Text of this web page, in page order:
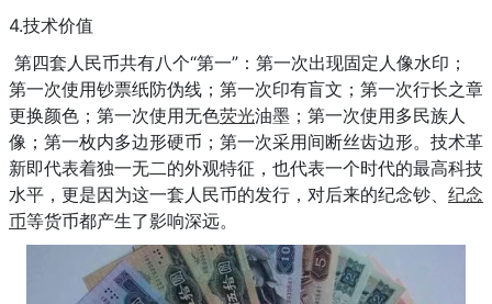
4.技术价值
第四套人民币共有八个“第一”：第一次出现固定人像水印；
第一次使用钞票纸防伪线；第一次印有盲文；第一次行长之章
更换颜色；第一次使用无色荧光油墨；第一次使用多民族人
像；第一枚内多边形硬币；第一次采用间断丝齿边形。技术革
新即代表着独一无二的外观特征，也代表一个时代的最高科技
水平，更是因为这一套人民币的发行，对后来的纪念钞、 纪念
币等货币都产生了影响深远。